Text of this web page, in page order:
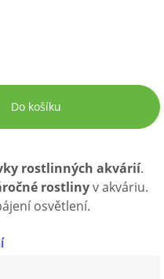
Do košíku
rostlinných akvárií.
rostlinyv akváriu.
osvětlení.